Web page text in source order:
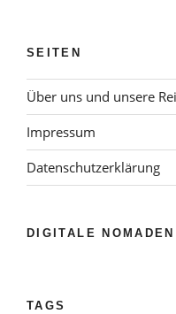
SEITEN
Über uns und unsere
Impressum
Datenschutzerklärung
DIGITALE
TAGS